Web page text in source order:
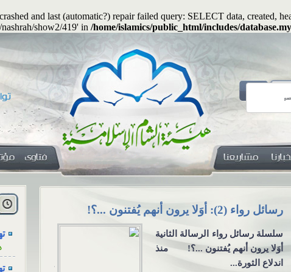
and last (automatic?) repair failed query: SELECT data, created,
show2/419' in /home/islamics/public_html/includes/
رسائل رواء (2): أوَلا يرون أنهم يُفتنون ...؟!
سلسلة رسائل رواء الرسالة الثانية
أوَلا يرون أنهم يُفتنون ...؟! منذ
اندلاع الثورة...
هل يجوز
هل يجوز
معنوية؟
يكون